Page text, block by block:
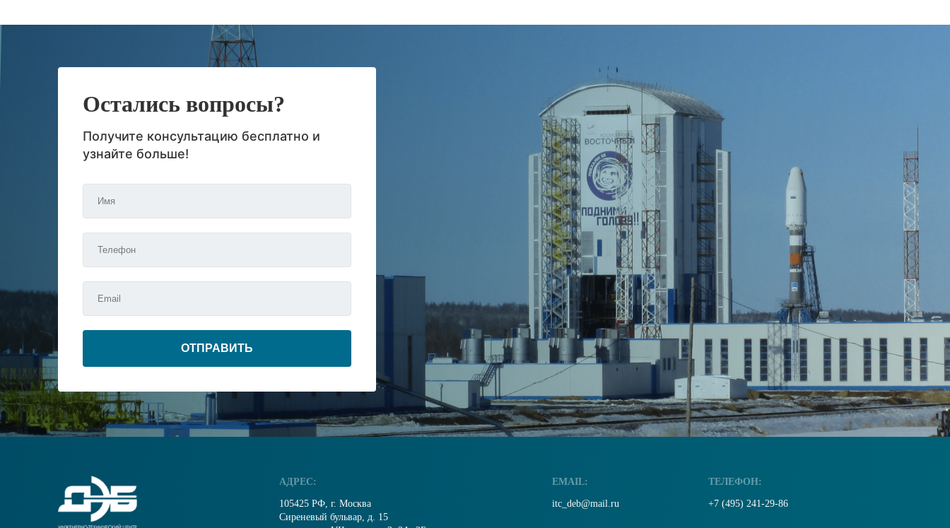
Остались вопросы?
Получите консультацию бесплатно и
узнайте больше!
ОТПРАВИТЬ
АДРЕС:
105425 РФ, г. Москва
Сиреневый бульвар, д. 15
EMAIL:
itc_deb@mail.ru
ТЕЛЕФОН:
+7 (495) 241-29-86